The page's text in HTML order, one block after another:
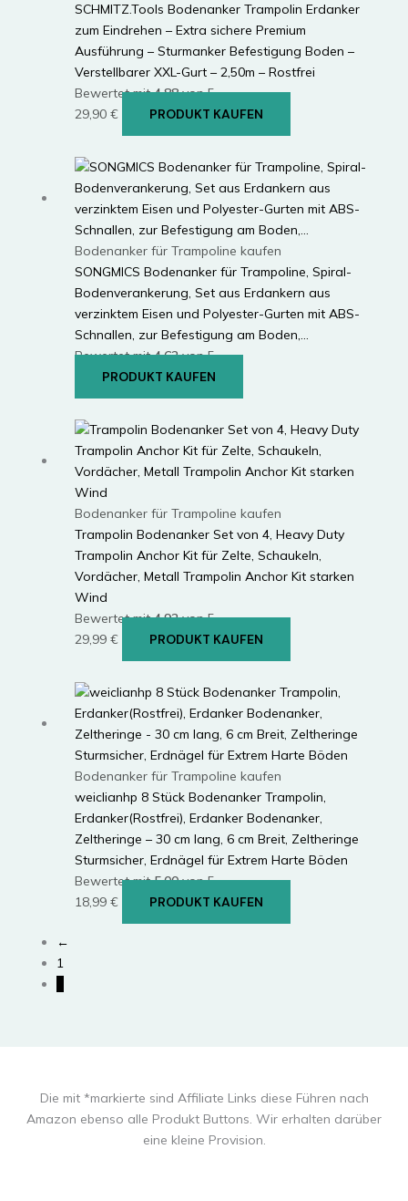
SCHMITZ.Tools Bodenanker Trampolin Erdanker
zum Eindrehen – Extra sichere Premium
Ausführung – Sturmanker Befestigung Boden –
Verstellbarer XXL-Gurt – 2,50m – Rostfrei
Bewertet mit4.88von 5
29,90 € PRODUKT KAUFEN
Bodenanker für Trampoline kaufen
SONGMICS Bodenanker für Trampoline, Spiral-
Bodenverankerung, Set aus Erdankern aus
verzinktem Eisen und Polyester-Gurten mit ABS-
Schnallen, zur Befestigung am Boden,…
Bewertet mit4.62von 5
PRODUKT KAUFEN
Bodenanker für Trampoline kaufen
Trampolin Bodenanker Set von 4, Heavy Duty
Trampolin Anchor Kit für Zelte, Schaukeln,
Vordächer, Metall Trampolin Anchor Kit starken
Wind
Bewertet mit4.92von 5
29,99 € PRODUKT KAUFEN
Bodenanker für Trampoline kaufen
weiclianhp 8 Stück Bodenanker Trampolin,
Erdanker(Rostfrei), Erdanker Bodenanker,
Zeltheringe – 30 cm lang, 6 cm Breit, Zeltheringe
Sturmsicher, Erdnägel für Extrem Harte Böden
Bewertet mit5.00von 5
18,99 € PRODUKT KAUFEN
←
1
Die mit *markierte sind Affiliate Links diese Führen nach
Amazon ebenso alle Produkt Buttons. Wir erhalten darüber
eine kleine Provision.